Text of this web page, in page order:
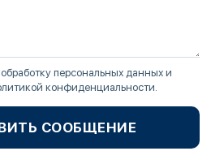
персональных данных и
конфиденциальности.
СООБЩЕНИЕ